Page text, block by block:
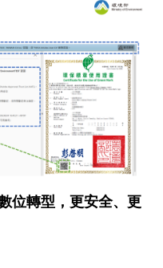
位轉型，更安全、更